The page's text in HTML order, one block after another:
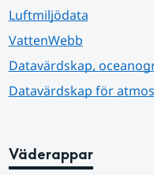
Luftmiljödata
VattenWebb
Datavärdskap,
Datavärdskap för
Väderappar